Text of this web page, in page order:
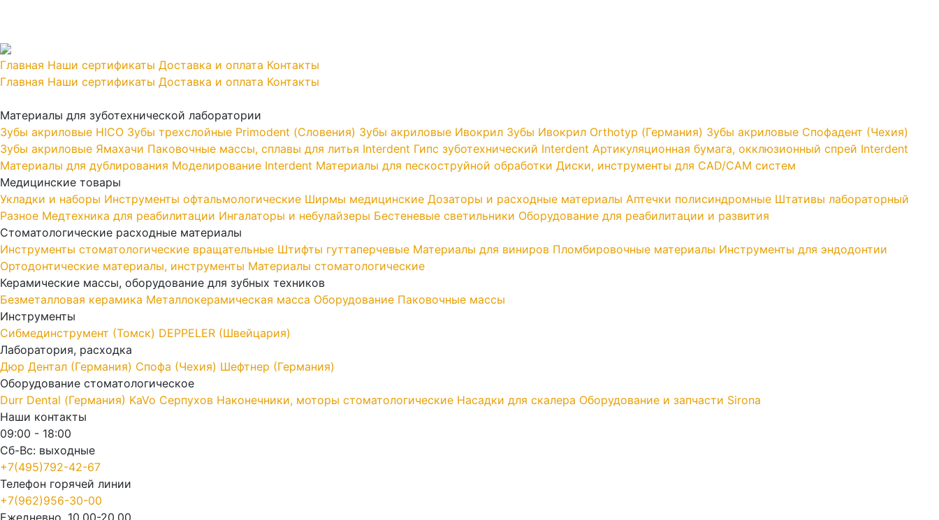
Главная Наши сертификаты Доставка и оплата Контакты
Главная Наши сертификаты Доставка и оплата Контакты
Материалы для зуботехнической лаборатории
Зубы акриловые HICO Зубы трехслойные Primodent (Словения) Зубы акриловые Ивокрил Зубы Ивокрил Orthotyp (Германия) Зубы акриловые Спофадент (Чехия)
Зубы акриловые Ямахачи Паковочные массы, сплавы для литья Interdent Гипс зуботехнический Interdent Артикуляционная бумага, окклюзионный спрей Interdent
Материалы для дублирования Моделирование Interdent Материалы для пескоструйной обработки Диски, инструменты для CAD/CAM систем
Медицинские товары
Укладки и наборы Инструменты офтальмологические Ширмы медицинские Дозаторы и расходные материалы Аптечки полисиндромные Штативы лабораторный
Разное Медтехника для реабилитации Ингалаторы и небулайзеры Бестеневые светильники Оборудование для реабилитации и развития
Стоматологические расходные материалы
Инструменты стоматологические вращательные Штифты гуттаперчевые Материалы для виниров Пломбировочные материалы Инструменты для эндодонтии
Ортодонтические материалы, инструменты Материалы стоматологические
Керамические массы, оборудование для зубных техников
Безметалловая керамика Металлокерамическая масса Оборудование Паковочные массы
Инструменты
Cибмединструмент (Томск) DEPPELER (Швейцария)
Лаборатория, расходка
Дюр Дентал (Германия) Спофа (Чехия) Шефтнер (Германия)
Оборудование стоматологическое
Durr Dental (Германия) KaVo Серпухов Наконечники, моторы стоматологические Насадки для скалера Оборудование и запчасти Sirona
Наши контакты
09:00 - 18:00
Сб-Вс: выходные
+7(495)792-42-67
Телефон горячей линии
+7(962)956-30-00
Ежедневно, 10.00-20.00